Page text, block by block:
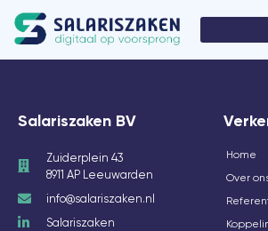
Salariszaken BV
Zuiderplein 43
8911 AP Leeuwarden
info@salariszaken.nl
Salariszaken
Home
Over